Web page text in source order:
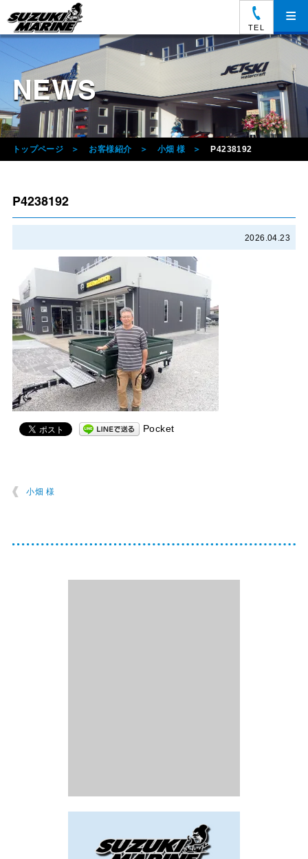
TEL
≡
NEWS
トップページ お客様紹介 小畑 様 P4238192
P4238192
2026.04.23
Pocket
小畑 様